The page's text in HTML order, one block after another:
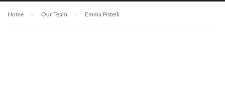
Home Our Team Emma Pistelli